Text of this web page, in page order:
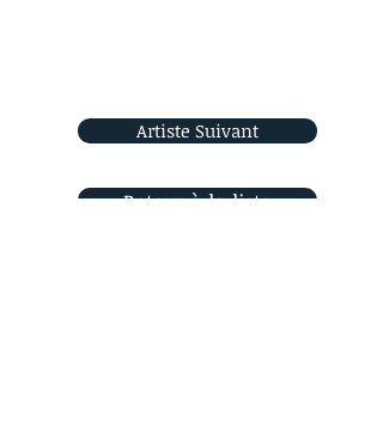
Artiste Suivant
Retour à la liste